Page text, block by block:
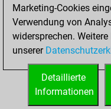
Türme auf der
STARTSEITE
Marketing-Cookies
Verwendung von
widersprechen.
unserer
Detaillierte
Informationen